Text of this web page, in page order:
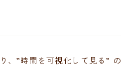
、”時間を可視化して見る” の